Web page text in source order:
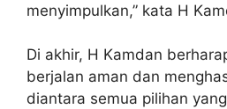
menyimpulkan,” kata H
Di akhir, H Kamdan
berjalan aman dan
diantara semua pilihan